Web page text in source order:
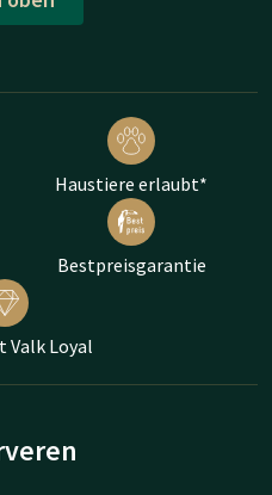
Haustiere erlaubt*
Bestpreisgarantie
Valk Loyal